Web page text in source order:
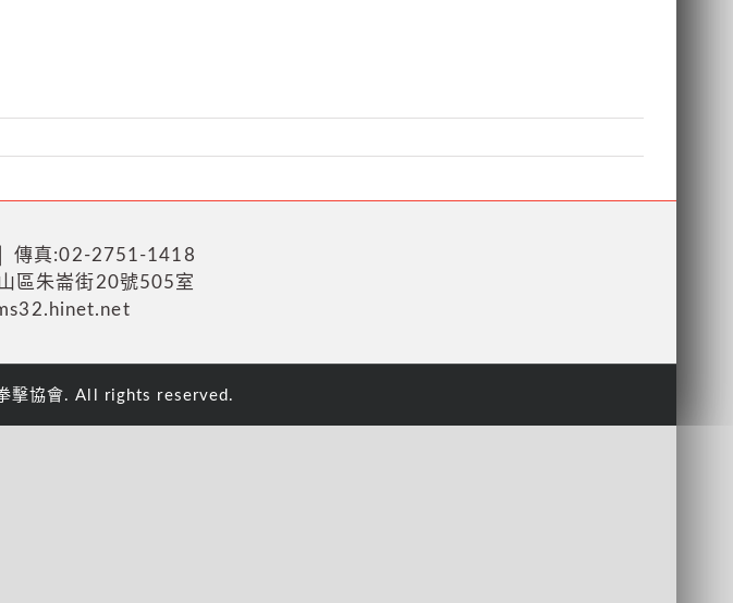
傳真:02-2751-1418
區朱崙街20號505室
擊協會. All rights reserved.